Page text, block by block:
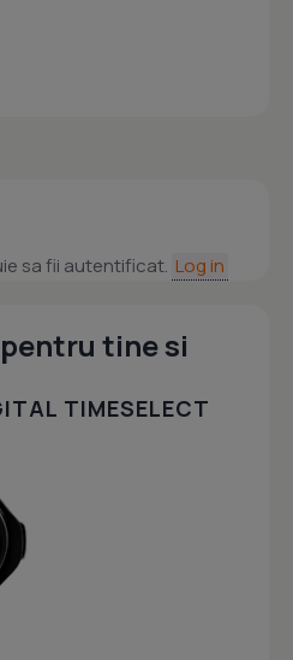
sa fii autentificat. Log in
tine si
TIMESELECT